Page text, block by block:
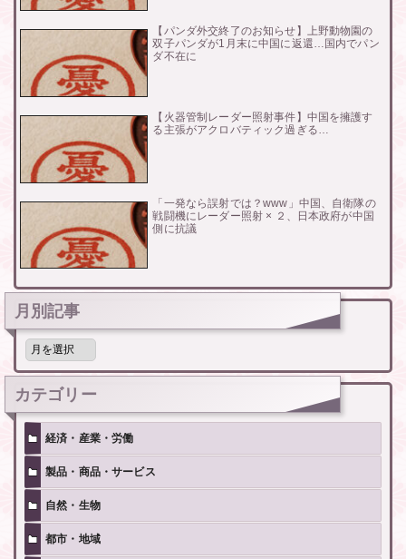
【パンダ外交終了のお知らせ】上野動物園の
双子パンダが1月末に中国に返還…国内でパン
ダ不在に
【火器管制レーダー照射事件】中国を擁護す
る主張がアクロバティック過ぎる…
「一発なら誤射では？www」中国、自衛隊の
戦闘機にレーダー照射 × ２、日本政府が中国
側に抗議
月別記事
月
記
事
カテゴリー
経済・産業・労働
製品・商品・サービス
自然・生物
都市・地域